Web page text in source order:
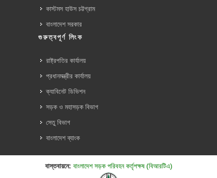
কাস্টমস হাউস চট্টগ্রাম
বাংলাদেশ সরকার
গুরুত্বপূর্ণ লিংক
রাষ্ট্রপতির কার্যালয়
প্রধানমন্ত্রীর কার্যালয়
ক্যাবিনেট ডিভিশন
সড়ক ও মহাসড়ক বিভাগ
সেতু বিভাগ
বাংলাদেশ ব্যাংক
বাস্তবায়নে: বাংলাদেশ সড়ক পরিবহন কর্তৃপক্ষ (বিআরটিএ)